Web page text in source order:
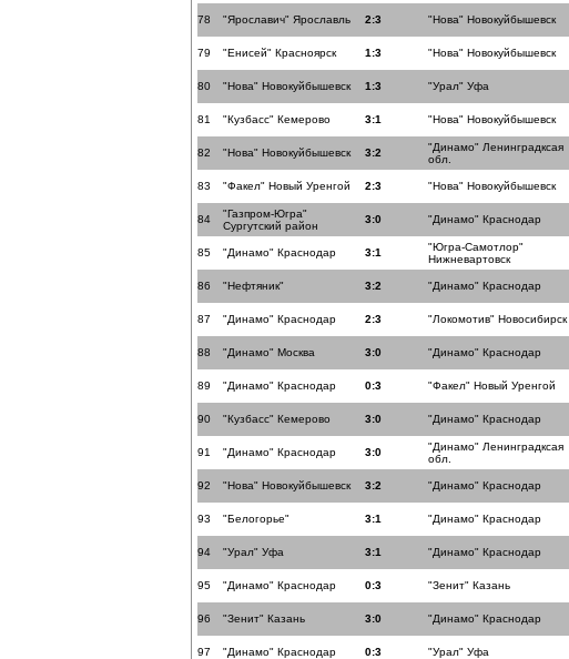
78 "Ярославич" Ярославль 2:3 "Нова" Новокуйбышевск
79 "Енисей" Красноярск 1:3 "Нова" Новокуйбышевск
80 "Нова" Новокуйбышевск 1:3 "Урал" Уфа
81 "Кузбасс" Кемерово 3:1 "Нова" Новокуйбышевск
82 "Нова" Новокуйбышевск 3:2
"Динамо" Ленинградксая
обл.
83 "Факел" Новый Уренгой 2:3 "Нова" Новокуйбышевск
84
"Газпром-Югра"
Сургутский район
3:0 "Динамо" Краснодар
85 "Динамо" Краснодар 3:1
"Югра-Самотлор"
Нижневартовск
86 "Нефтяник" 3:2 "Динамо" Краснодар
87 "Динамо" Краснодар 2:3 "Локомотив" Новосибирск
88 "Динамо" Москва 3:0 "Динамо" Краснодар
89 "Динамо" Краснодар 0:3 "Факел" Новый Уренгой
90 "Кузбасс" Кемерово 3:0 "Динамо" Краснодар
91 "Динамо" Краснодар 3:0
"Динамо" Ленинградксая
обл.
92 "Нова" Новокуйбышевск 3:2 "Динамо" Краснодар
93 "Белогорье" 3:1 "Динамо" Краснодар
94 "Урал" Уфа 3:1 "Динамо" Краснодар
95 "Динамо" Краснодар 0:3 "Зенит" Казань
96 "Зенит" Казань 3:0 "Динамо" Краснодар
97 "Динамо" Краснодар 0:3 "Урал" Уфа